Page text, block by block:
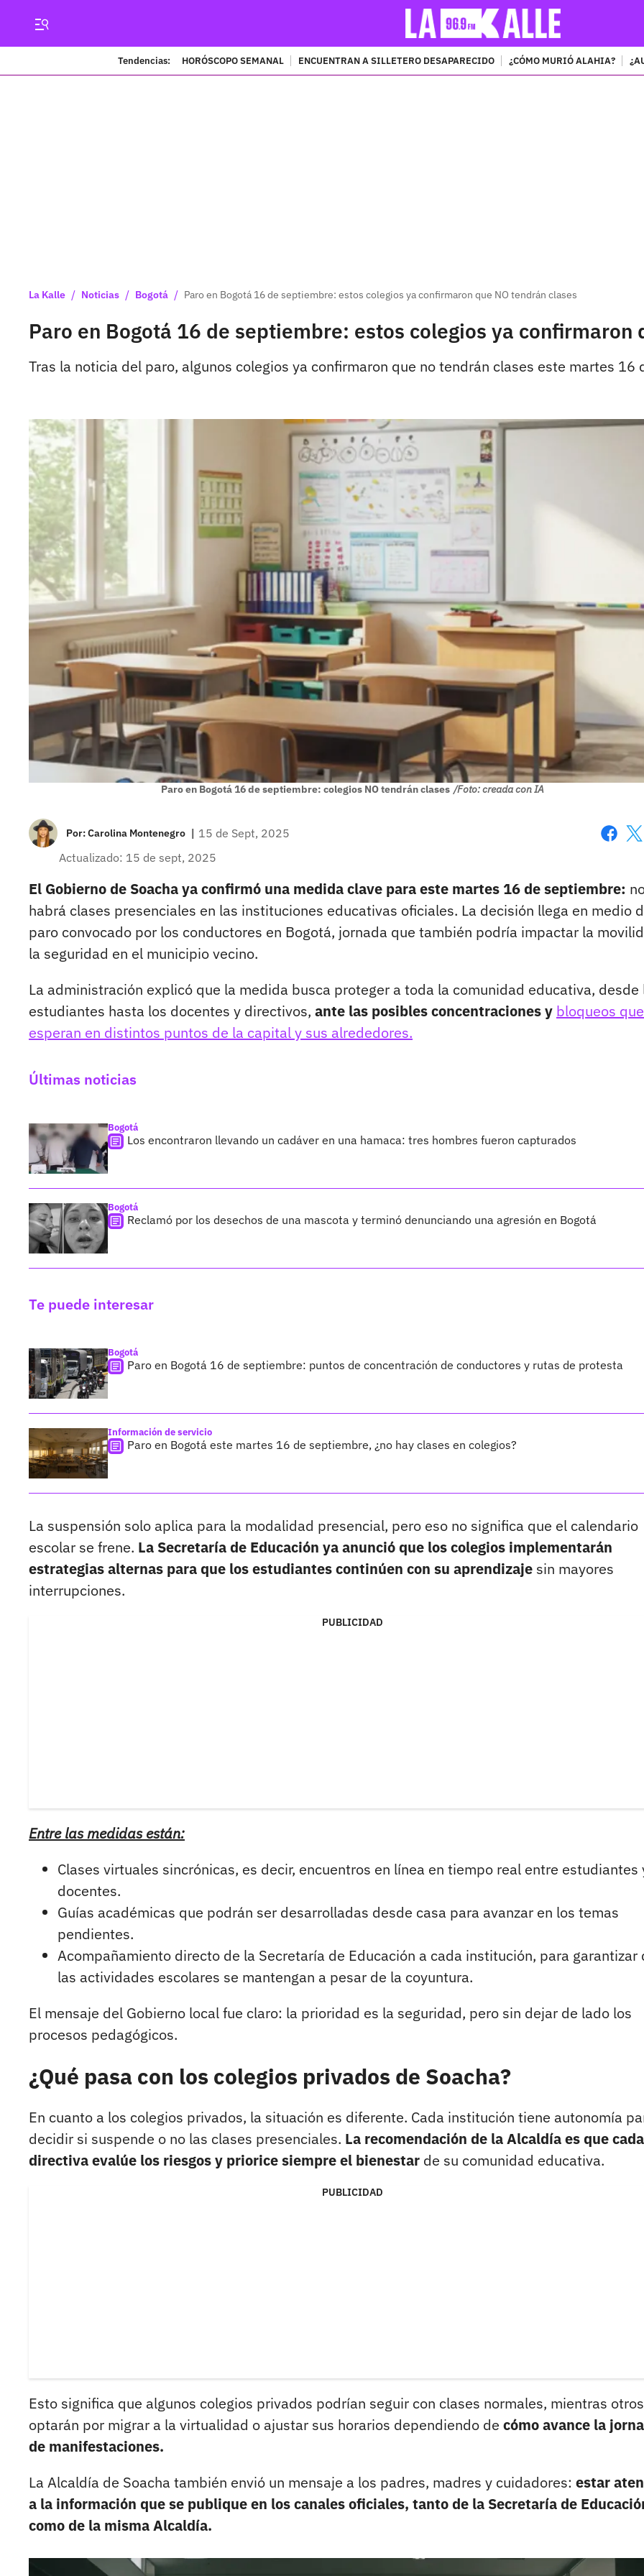
Tendencias: HORÓSCOPO SEMANAL ENCUENTRAN A SILLETERO DESAPARECIDO ¿CÓMO MURIÓ ALAHIA?
La Kalle / Noticias / Bogotá / Paro en Bogotá 16 de septiembre: estos colegios ya confirmaron que NO tendrán clases
Paro en Bogotá 16 de septiembre: estos colegios ya confirmaron
Tras la noticia del paro, algunos colegios ya confirmaron que no tendrán clases este martes
Paro en Bogotá 16 de septiembre: colegios NO tendrán clases /Foto: creada con IA
Por:Carolina Montenegro | 15 de Sept, 2025
Actualizado: 15 de sept, 2025
El Gobierno de Soacha ya confirmó una medida clave para este martes 16 de septiembre:
habrá clases presenciales en las instituciones educativas oficiales. La decisión llega en medio
paro convocado por los conductores en Bogotá, jornada que también podría impactar la
la seguridad en el municipio vecino.
La administración explicó que la medida busca proteger a toda la comunidad educativa, desde
estudiantes hasta los docentes y directivos, ante las posibles concentraciones y bloqueos
esperan en distintos puntos de la capital y sus alrededores.
Últimas noticias
Bogotá
Los encontraron llevando un cadáver en una hamaca: tres hombres fueron capturados
Bogotá
Reclamó por los desechos de una mascota y terminó denunciando una agresión en Bogotá
Te puede interesar
Bogotá
Paro en Bogotá 16 de septiembre: puntos de concentración de conductores y rutas de protesta
Información de servicio
Paro en Bogotá este martes 16 de septiembre, ¿no hay clases en colegios?
La suspensión solo aplica para la modalidad presencial, pero eso no significa que el calendario
escolar se frene. La Secretaría de Educación ya anunció que los colegios implementarán
estrategias alternas para que los estudiantes continúen con su aprendizaje sin mayores
interrupciones.
PUBLICIDAD
Entre las medidas están:
Clases virtuales sincrónicas, es decir, encuentros en línea en tiempo real entre estudiantes
docentes.
Guías académicas que podrán ser desarrolladas desde casa para avanzar en los temas
pendientes.
Acompañamiento directo de la Secretaría de Educación a cada institución, para garantizar
las actividades escolares se mantengan a pesar de la coyuntura.
El mensaje del Gobierno local fue claro: la prioridad es la seguridad, pero sin dejar de lado los
procesos pedagógicos.
¿Qué pasa con los colegios privados de Soacha?
En cuanto a los colegios privados, la situación es diferente. Cada institución tiene autonomía
decidir si suspende o no las clases presenciales. La recomendación de la Alcaldía es que cada
directiva evalúe los riesgos y priorice siempre el bienestar de su comunidad educativa.
PUBLICIDAD
Esto significa que algunos colegios privados podrían seguir con clases normales, mientras otros
optarán por migrar a la virtualidad o ajustar sus horarios dependiendo de cómo avance la
de manifestaciones.
La Alcaldía de Soacha también envió un mensaje a los padres, madres y cuidadores: estar
a la información que se publique en los canales oficiales, tanto de la Secretaría de
como de la misma Alcaldía.